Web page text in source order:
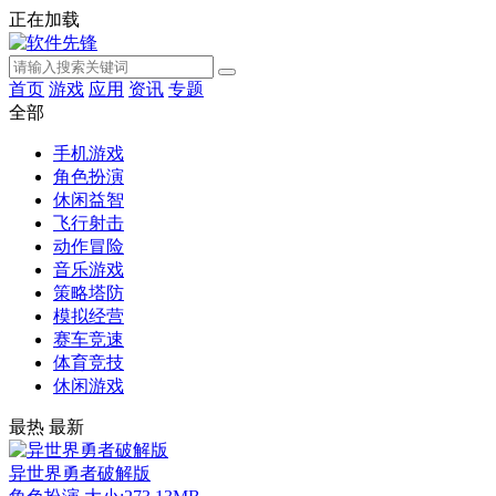
正在加载
首页 游戏 应用 资讯 专题
全部
手机游戏
角色扮演
休闲益智
飞行射击
动作冒险
音乐游戏
策略塔防
模拟经营
赛车竞速
体育竞技
休闲游戏
最热 最新
异世界勇者破解版